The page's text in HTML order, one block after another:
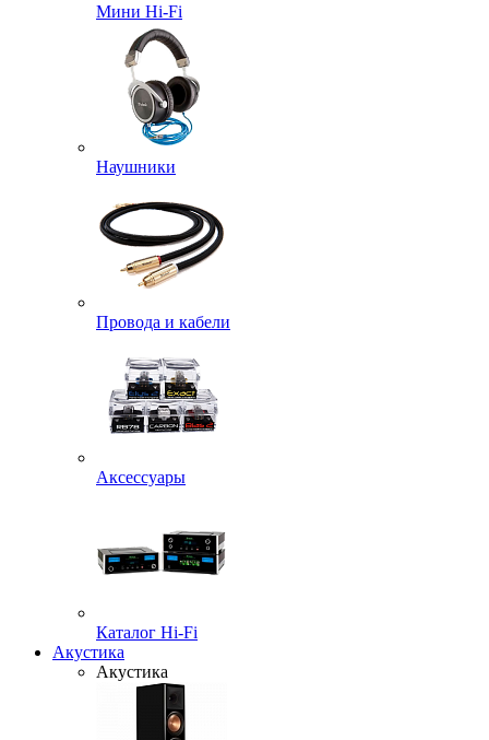
Мини Hi-Fi
Наушники
Провода и кабели
Аксессуары
Каталог Hi-Fi
Акустика
Акустика